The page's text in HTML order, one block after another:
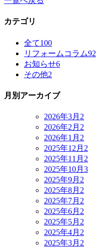
カテゴリ
全て100
リフォームコラム92
お知らせ6
その他2
月別アーカイブ
2026年3月 2
2026年2月 2
2026年1月 2
2025年12月 2
2025年11月 2
2025年10月 3
2025年9月 2
2025年8月 2
2025年7月 2
2025年6月 2
2025年5月 2
2025年4月 2
2025年3月 2